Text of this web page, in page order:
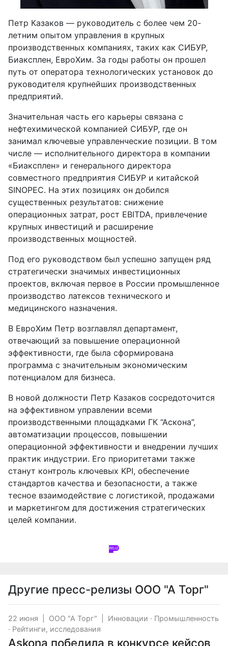
Петр Казаков — руководитель с более чем 20-
летним опытом управления в крупных
производственных компаниях, таких как СИБУР,
Биаксплен, ЕвроХим. За годы работы он прошел
путь от оператора технологических установок до
руководителя крупнейших производственных
предприятий.
Значительная часть его карьеры связана с
нефтехимической компанией СИБУР, где он
занимал ключевые управленческие позиции. В том
числе — исполнительного директора в компании
«Биаксплен» и генерального директора
совместного предприятия СИБУР и китайской
SINOPEC. На этих позициях он добился
существенных результатов: снижение
операционных затрат, рост EBITDA, привлечение
крупных инвестиций и расширение
производственных мощностей.
Под его руководством был успешно запущен ряд
стратегически значимых инвестиционных
проектов, включая первое в России промышленное
производство латексов технического и
медицинского назначения.
В ЕвроХим Петр возглавлял департамент,
отвечающий за повышение операционной
эффективности, где была сформирована
программа с значительным экономическим
потенциалом для бизнеса.
В новой должности Петр Казаков сосредоточится
на эффективном управлении всеми
производственными площадками ГК “Аскона”,
автоматизации процессов, повышении
операционной эффективности и внедрении лучших
практик индустрии. Его приоритетами также
станут контроль ключевых KPI, обеспечение
стандартов качества и безопасности, а также
тесное взаимодействие с логистикой, продажами
и маркетингом для достижения стратегических
целей компании.
Другие пресс-релизы ООО "А Торг"
22 июня ООО "А Торг" Инновации · Промышленность
· Рейтинги, исследования
Askona победила в конкурсе кейсов